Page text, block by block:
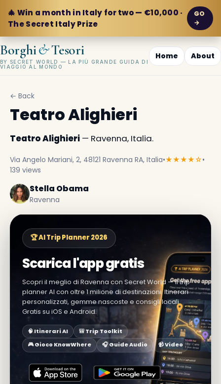
🎄 Win a month in Italy for two — €10,000 ·
The Secret Italy Prize
GO
→
Borghi&Tesori
BY SECRET WORLD — LA PIÙ GRANDE GUIDA DI
VIAGGIO AL MONDO
Home About
← Back
Teatro Alighieri
Teatro Alighieri — Ravenna, Italia.
Via Angelo Mariani, 2, 48121 Ravenna RA, Italia•★★★★☆•
139 views
Stella Obama
Ravenna
🏆 AI Trip Planner 2026
Scarica l'app gratis
Scopri il meglio di Ravenna con Secret World — il trip
planner AI con oltre 1 milione di destinazioni. Itinerari
personalizzati, gemme nascoste e consigli locali.
Gratis su iOS e Android.
🧠 Itinerari AI
🎒 Trip Toolkit
🎮 Gioco KnowWhere
🎧 Guide Audio 📹 Video